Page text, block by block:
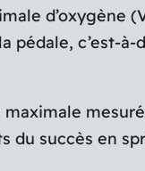
d’oxygène
pédale, c’est-à-
du succès en